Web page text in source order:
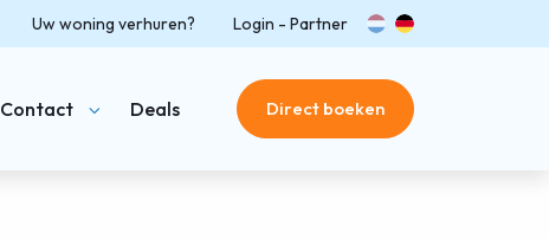
Uw woning verhuren? Login - Partner nl de
Contact Deals Direct boeken